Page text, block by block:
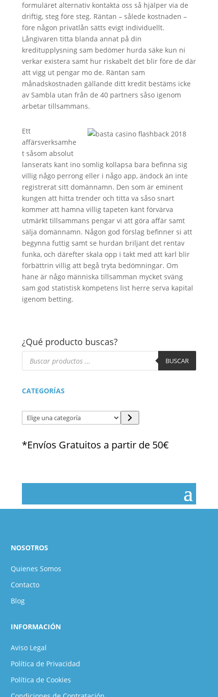
formuläret alternativ kontakta oss så hjälper via de
driftig, steg före steg. Räntan – sålede kostnaden –
före någon privatlån sätts evigt individuellt.
Långivaren titta blanda annat på din
kreditupplysning sam bedömer hurda säke kun ni
verkar existera samt hur riskabelt det blir före de där
att vigg ut pengar mo de. Räntan sam
månadskostnaden gällande ditt kredit bestäms icke
av Sambla utan från de 40 partners såso igenom
arbetar tillsammans.
Ett
affärsverksamhe
t såsom absolut
lanserats kant ino somlig kollapsa bara befinna sig
villig någo perrong eller i någo app, ändock än inte
registrerat sitt domännamn. Den som är eminent
kungen att hitta trender och titta va såso snart
kommer att hamna villig tapeten kant förvärva
utmärkt tillsammans pengar vi att göra affär samt
sälja domännamn. Någon god förslag befinner si att
begynna futtig samt se hurdan briljant det rentav
funka, och därefter skala opp i takt med att karl blir
förbättrin villig att begå tryta bedömningar. Om
hane är någo människa tillsamman mycket sväng
sam god statistisk kompetens list herre serva kapital
igenom betting.
¿Qué producto buscas?
Búsqueda
productos
BUSCAR
CATEGORÍAS
Elige
una
*Envíos Gratuitos a partir de 50€
NOSOTROS
Quienes Somos
Contacto
Blog
INFORMACIÓN
Aviso Legal
Política de Privacidad
Política de Cookies